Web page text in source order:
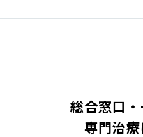
総合窓口
専門治